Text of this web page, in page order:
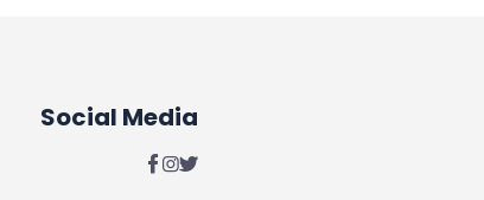
Social Media